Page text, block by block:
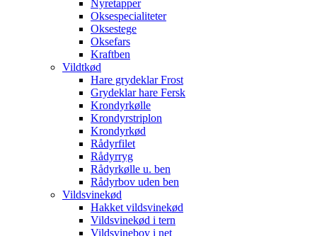
Nyretapper
Oksespecialiteter
Oksestege
Oksefars
Kraftben
Vildtkød
Hare grydeklar Frost
Grydeklar hare Fersk
Krondyrkølle
Krondyrstriplon
Krondyrkød
Rådyrfilet
Rådyrryg
Rådyrkølle u. ben
Rådyrbov uden ben
Vildsvinekød
Hakket vildsvinekød
Vildsvinekød i tern
Vildsvinebov i net